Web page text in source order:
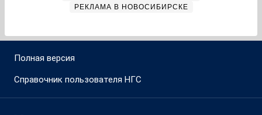
РЕКЛАМА В НОВОСИБИРСКЕ
Полная версия
Справочник пользователя НГС